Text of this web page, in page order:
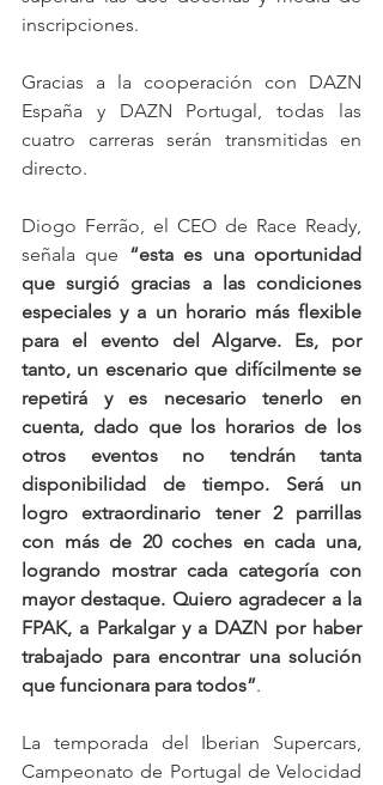
inscripciones.
Gracias a la cooperación con DAZN
España y DAZN Portugal, todas las
cuatro carreras serán transmitidas en
directo.
Diogo Ferrão, el CEO de Race Ready,
señala que “esta es una oportunidad
que surgió gracias a las condiciones
especiales y a un horario más flexible
para el evento del Algarve. Es, por
tanto, un escenario que difícilmente se
repetirá y es necesario tenerlo en
cuenta, dado que los horarios de los
otros eventos no tendrán tanta
disponibilidad de tiempo. Será un
logro extraordinario tener 2 parrillas
con más de 20 coches en cada una,
logrando mostrar cada categoría con
mayor destaque. Quiero agradecer a la
FPAK, a Parkalgar y a DAZN por haber
trabajado para encontrar una solución
que funcionara para todos”.
La temporada del Iberian Supercars,
Campeonato de Portugal de Velocidad